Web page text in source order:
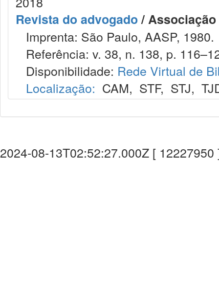
Revista do advogado/
Imprenta: São Paulo, AASP, 1980.
Referência: v. 38, n. 138, p.
Disponibilidade: Rede Virtual de
Localização: CAM, STF, STJ,
2024-08-13T02:52:27.000Z [ 12227950